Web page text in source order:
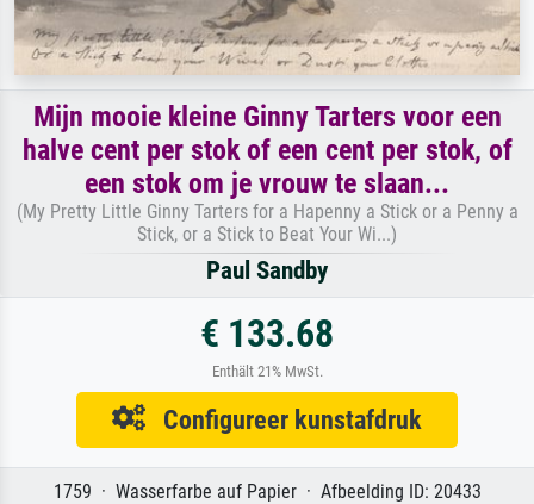
Mijn mooie kleine Ginny Tarters voor een
halve cent per stok of een cent per stok, of
een stok om je vrouw te slaan...
(My Pretty Little Ginny Tarters for a Hapenny a Stick or a Penny a
Stick, or a Stick to Beat Your Wi...)
Paul Sandby
€ 133.68
Enthält 21% MwSt.
Configureer kunstafdruk
1759 · Wasserfarbe auf Papier · Afbeelding ID: 20433